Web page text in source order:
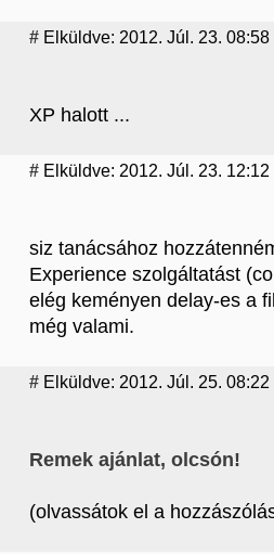
# Elküldve: 2012. Júl. 23. 08:58
XP halott ...
# Elküldve: 2012. Júl. 23. 12:12
siz tanácsához
Experience szolgáltatást
elég keményen delay-es a
még valami.
# Elküldve: 2012. Júl. 25. 08:22
Remek ajánlat, olcsón!
(olvassátok el a